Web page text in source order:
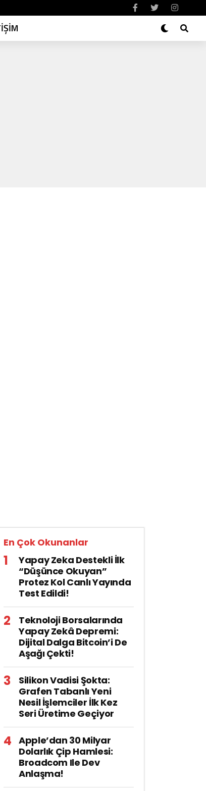
En Çok Okunanlar
Yapay Zeka Destekli İlk
“Düşünce Okuyan”
Protez Kol Canlı Yayında
Test Edildi!
Teknoloji Borsalarında
Yapay Zekâ Depremi:
Dijital Dalga Bitcoin’i De
Aşağı Çekti!
Silikon Vadisi Şokta:
Grafen Tabanlı Yeni
Nesil İşlemciler İlk Kez
Seri Üretime Geçiyor
Apple’dan 30 Milyar
Dolarlık Çip Hamlesi:
Broadcom Ile Dev
Anlaşma!